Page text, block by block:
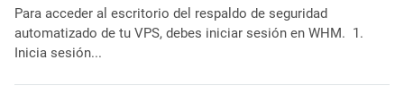
Para acceder al escritorio del respaldo de seguridad
automatizado de tu VPS, debes iniciar sesión en WHM. 1.
Inicia sesión...